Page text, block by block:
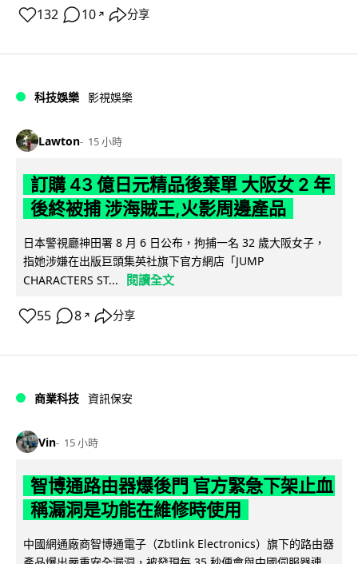
132 10 ↗ 分享
科技娛樂 影視娛樂
Lawton 15 小時
訂購 43 億日元精品後棄單 大阪女 2 年
後終被捕 涉海賊王,火影周邊產品
日本警視廳神田署 8 月 6 日公布，拘捕一名 32 歲大阪女子，
指她涉嫌在出版巨頭集英社旗下官方網店「JUMP
CHARACTERS ST...
閱讀全文
55 8 ↗ 分享
商業科技 資訊保安
Vin 15 小時
智博通路由器爆後門 官方緊急下架止血
稱漏洞是功能在維修時使用
中國網通廠商智博通電子（Zbtlink Electronics）旗下的路由器